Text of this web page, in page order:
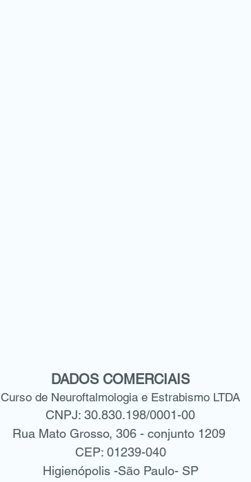
DADOS COMERCIAIS
Curso de Neuroftalmologia e Estrabismo LTDA
CNPJ: 30.830.198/0001-00
Rua Mato Grosso, 306 - conjunto 1209
CEP: 01239-040
Higienópolis -São Paulo- SP